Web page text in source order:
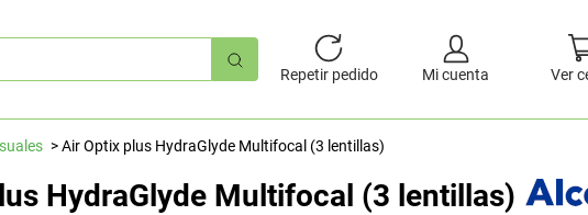
Repetir pedido Mi cuenta Ver
Air Optix plus HydraGlyde Multifocal (3 lentillas)
HydraGlyde Multifocal (3 lentillas)